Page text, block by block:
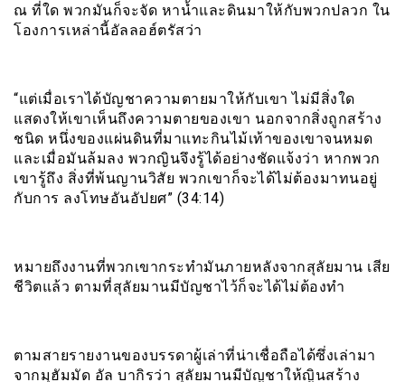
ณ ที่ใด พวกมันก็จะจัด หาน้ำและดินมาให้กับพวกปลวก ใน
โองการเหล่านี้อัลลอฮ์ตรัสว่า
“แต่เมื่อเราได้บัญชาความตายมาให้กับเขา ไม่มีสิ่งใด
แสดงให้เขาเห็นถึงความตายของเขา นอกจากสิ่งถูกสร้าง
ชนิด หนึ่งของแผ่นดินที่มาแทะกินไม้เท้าของเขาจนหมด
และเมื่อมันล้มลง พวกญินจึงรู้ได้อย่างชัดแจ้งว่า หากพวก
เขารู้ถึง สิ่งที่พ้นญานวิสัย พวกเขาก็จะได้ไม่ต้องมาทนอยู่
กับการ ลงโทษอันอัปยศ” (34:14)
หมายถึงงานที่พวกเขากระทำมันภายหลังจากสุลัยมาน เสีย
ชีวิตแล้ว ตามที่สุลัยมานมีบัญชาไว้ก็จะได้ไม่ต้องทำ
ตามสายรายงานของบรรดาผู้เล่าที่น่าเชื่อถือได้ซึ่งเล่ามา
จากมุฮัมมัด อัล บากิรว่า สุลัยมานมีบัญชาให้ญินสร้าง